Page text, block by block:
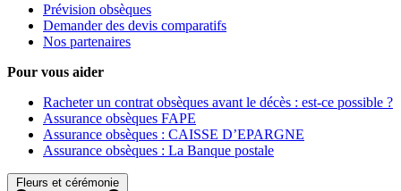
Prévision obsèques
Demander des devis comparatifs
Nos partenaires
Pour vous aider
Racheter un contrat obsèques avant le décès : est-ce possible ?
Assurance obsèques FAPE
Assurance obsèques : CAISSE D’EPARGNE
Assurance obsèques : La Banque postale
Fleurs et cérémonie